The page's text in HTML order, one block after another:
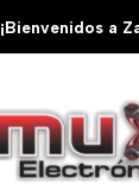
¡Bienvenidos a